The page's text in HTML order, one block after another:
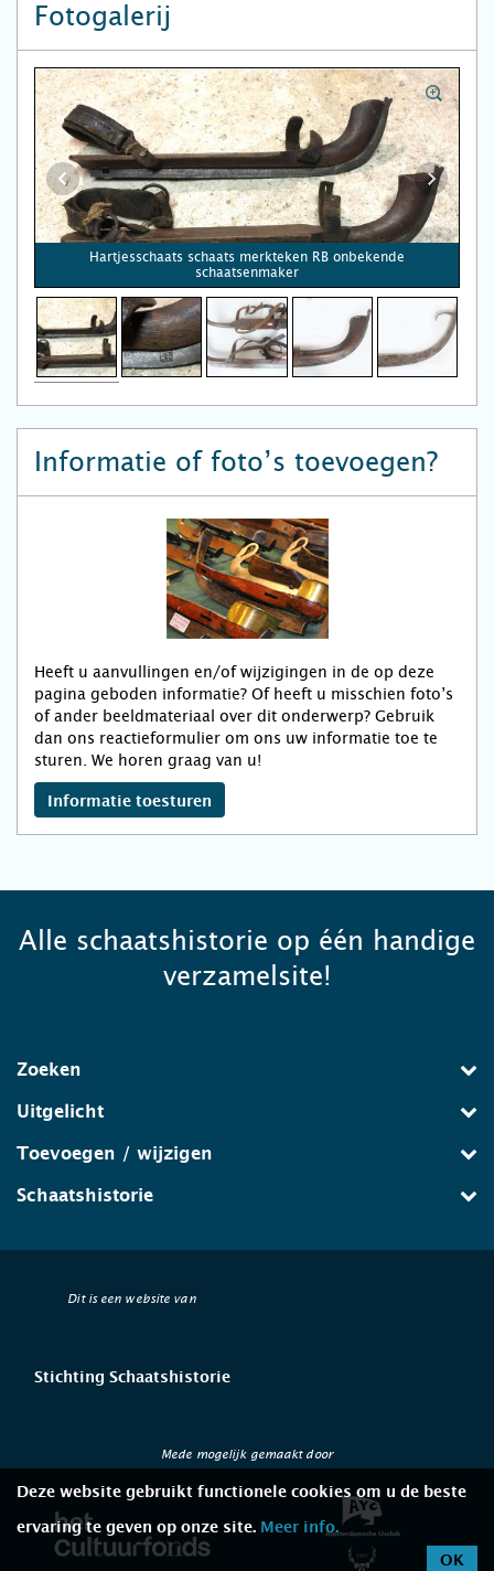
Fotogalerij
Hartjesschaats schaats merkteken RB onbekende
schaatsenmaker
Informatie of foto’s toevoegen?
Heeft u aanvullingen en/of wijzigingen in de op deze
pagina geboden informatie? Of heeft u misschien foto’s
of ander beeldmateriaal over dit onderwerp? Gebruik
dan ons reactieformulier om ons uw informatie toe te
sturen. We horen graag van u!
Informatie toesturen
Alle schaatshistorie op één handige
verzamelsite!
Zoeken
Uitgelicht
Toevoegen / wijzigen
Schaatshistorie
Dit is een website van
Stichting Schaatshistorie
Mede mogelijk gemaakt door
Deze website gebruikt functionele cookies om u de beste
ervaring te geven op onze site. Meer info.
OK